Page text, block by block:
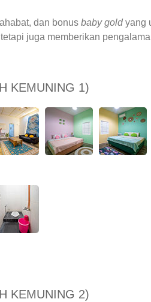
dan bonus baby goldyang
juga memberikan
KEMUNING 1)
KEMUNING 2)